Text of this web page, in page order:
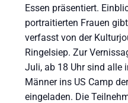
Essen präsentiert.
portraitierten Frauen
verfasst von der
Ringelsiep. Zur
Juli, ab 18 Uhr sind alle
Männer ins US Camp
eingeladen. Die